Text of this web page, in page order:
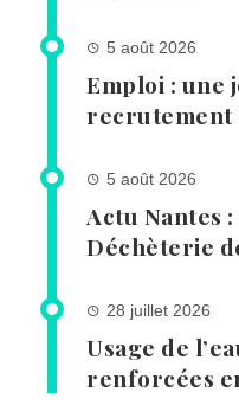
5 août 2026
Emploi : une
recrutement
5 août 2026
Actu Nantes
Déchèterie
28 juillet 2026
Usage de
renforcées